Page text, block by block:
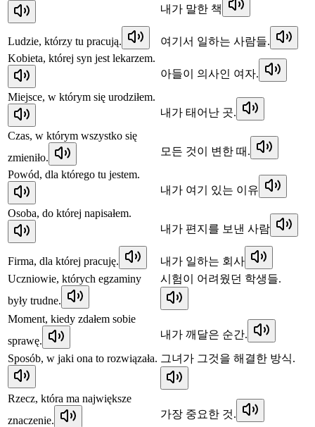
내가 말한 책
Ludzie, którzy tu pracują.
여기서 일하는 사람들.
Kobieta, której syn jest lekarzem.
아들이 의사인 여자.
Miejsce, w którym się urodziłem.
내가 태어난 곳.
Czas, w którym wszystko się
zmieniło.
모든 것이 변한 때.
Powód, dla którego tu jestem.
내가 여기 있는 이유
Osoba, do której napisałem.
내가 편지를 보낸 사람
Firma, dla której pracuję.
내가 일하는 회사
Uczniowie, których egzaminy
były trudne.
시험이 어려웠던 학생들.
Moment, kiedy zdałem sobie
sprawę.
내가 깨달은 순간.
Sposób, w jaki ona to rozwiązała. 그녀가 그것을 해결한 방식.
Rzecz, która ma największe
znaczenie.
가장 중요한 것.